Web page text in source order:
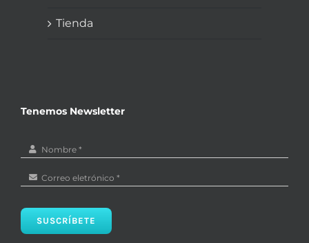
Tienda
Tenemos Newsletter
SUSCRÍBETE